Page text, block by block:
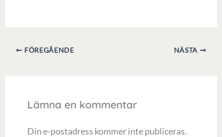
FÖREGÅENDE NÄSTA
Lämna en kommentar
Din e-postadress kommer inte publiceras.